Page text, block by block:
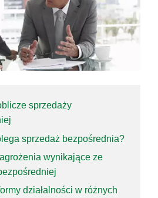
sprzedaży
sprzedaż bezpośrednia?
wynikające ze
działalności w różnych